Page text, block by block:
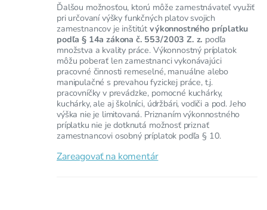
Ďalšou možnosťou, ktorú môže zamestnávateľ využiť
pri určovaní výšky funkčných platov svojich
zamestnancov je inštitút výkonnostného príplatku
podľa § 14a zákona č. 553/2003 Z. z. podľa
množstva a kvality práce. Výkonnostný príplatok
môžu poberať len zamestnanci vykonávajúci
pracovné činnosti remeselné, manuálne alebo
manipulačné s prevahou fyzickej práce, t.j.
pracovníčky v prevádzke, pomocné kuchárky,
kuchárky, ale aj školníci, údržbári, vodiči a pod. Jeho
výška nie je limitovaná. Priznaním výkonnostného
príplatku nie je dotknutá možnosť priznať
zamestnancovi osobný príplatok podľa § 10.
Zareagovať na komentár